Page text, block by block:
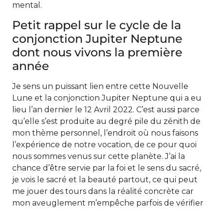
mental.
Petit rappel sur le cycle de la
conjonction Jupiter Neptune
dont nous vivons la première
année
Je sens un puissant lien entre cette Nouvelle
Lune et la conjonction Jupiter Neptune qui a eu
lieu l’an dernier le 12 Avril 2022. C’est aussi parce
qu’elle s’est produite au degré pile du zénith de
mon thème personnel, l’endroit où nous faisons
l’expérience de notre vocation, de ce pour quoi
nous sommes venus sur cette planète. J’ai la
chance d’être servie par la foi et le sens du sacré,
je vois le sacré et la beauté partout, ce qui peut
me jouer des tours dans la réalité concrète car
mon aveuglement m’empêche parfois de vérifier